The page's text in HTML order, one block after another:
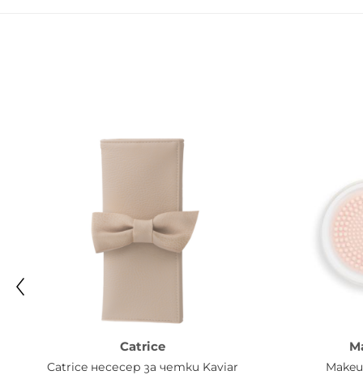
Catrice
Catrice несесер за четки Kaviar